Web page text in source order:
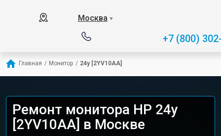
Москва ▼
+7 (800)
Главная / Монитор / 24y [2YV10AA]
Ремонт монитора HP 24y
[2YV10AA] в Москве